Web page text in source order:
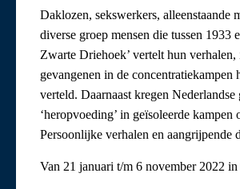
Daklozen, sekswerkers, alleenstaande
diverse groep mensen die tussen 1933
Zwarte Driehoek’ vertelt hun
gevangenen in de concentratiekampen
verteld. Daarnaast kregen
‘heropvoeding’ in geïsoleerde
Persoonlijke verhalen en aangrijpende
Van 21 januari t/m 6 november 2022